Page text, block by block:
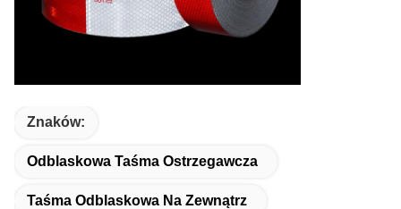
Znaków:
Odblaskowa Taśma Ostrzegawcza
Taśma Odblaskowa Na Zewnątrz